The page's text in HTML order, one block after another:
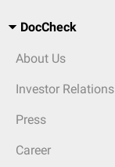
DocCheck
About Us
Investor Relations
Press
Career